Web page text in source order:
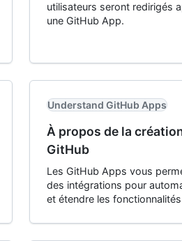
utilisateurs seront redirigés
une GitHub App.
Understand GitHub Apps
À propos de la
GitHub
Les GitHub Apps vous
des intégrations pour
et étendre les